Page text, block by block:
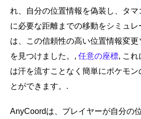
れ、自分の位置情報を偽装し、タ
に必要な距離までの移動をシミュ
は、この信頼性の高い位置情報変
を見つけました。, 任意の座標, これ
は汗を流すことなく簡単にポケモン
とができます。.
AnyCoordは、プレイヤーが自分の